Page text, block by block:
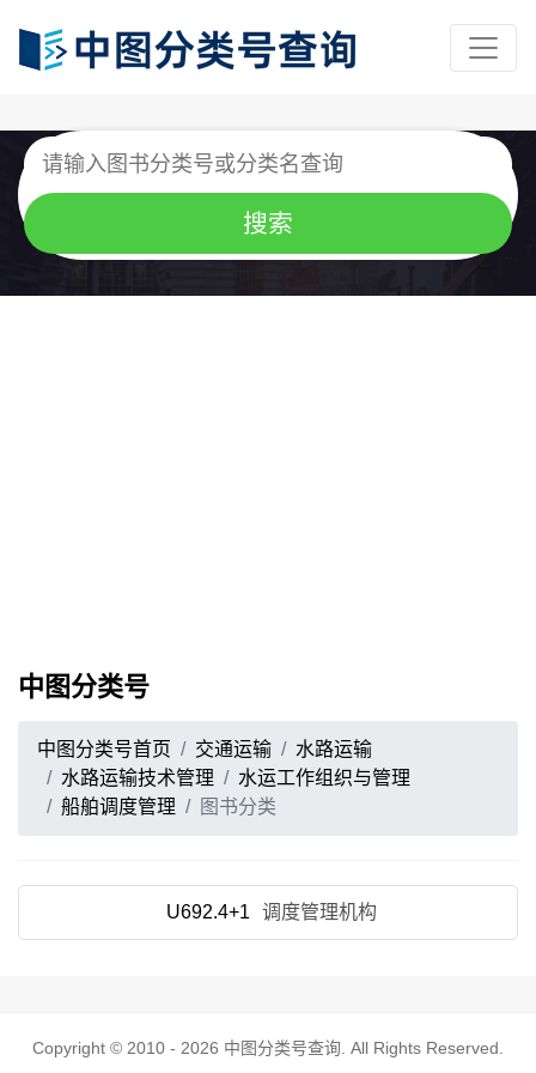
中图分类号
中图分类号首页 交通运输
水路运输
水路运输技术管理
水运工作组织与管理
船舶调度管理
图书分类
U692.4+1 调度管理机构
Copyright © 2010 - 2026 中图分类号查询 . All Rights Reserved.